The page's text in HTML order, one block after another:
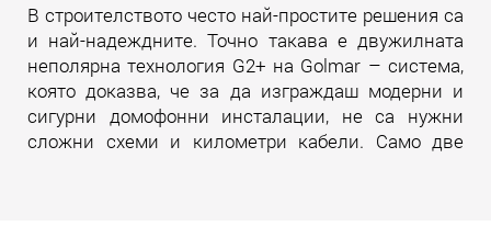
В строителството често най-простите решения са
и най-надеждните. Точно такава е двужилната
неполярна технология G2+ на Golmar – система,
която доказва, че за да изграждаш модерни и
сигурни домофонни инсталации, не са нужни
сложни схеми и километри кабели. Само две